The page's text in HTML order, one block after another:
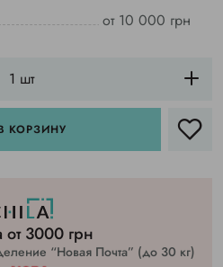
от 10 000 грн
КОРЗИНУ
от 3000 грн
“Новая Почта” (до 30 кг)